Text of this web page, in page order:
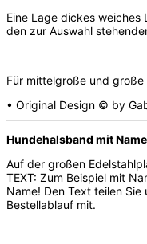
Eine Lage dickes
den zur Auswahl
Für mittelgroße und große
• Original Design © by
Hundehalsband mit
Auf der großen
TEXT: Zum Beispiel mit
Name! Den Text teilen
Bestellablauf mit.